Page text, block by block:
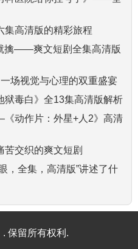
集高清版的精彩旅程
擒——爽文短剧全集高清版
场视觉与心理的双重盛宴
狱毒白》全13集高清版解析
动作片：外星+人2》高清
交织的爽文短剧
，全集，高清版”讲述了什
保留所有权利.